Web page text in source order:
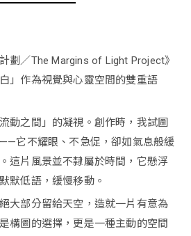
劃／The Margins of Light Project》
」作為視覺與心靈空間的雙重語
動之間」的凝視。創作時，我試圖
它不耀眼、不急促，卻如氣息般緩
這片風景並不隸屬於時間，它懸浮
默低語，緩慢移動。
大部分留給天空，造就一片有意為
構圖的選擇，更是一種主動的空間